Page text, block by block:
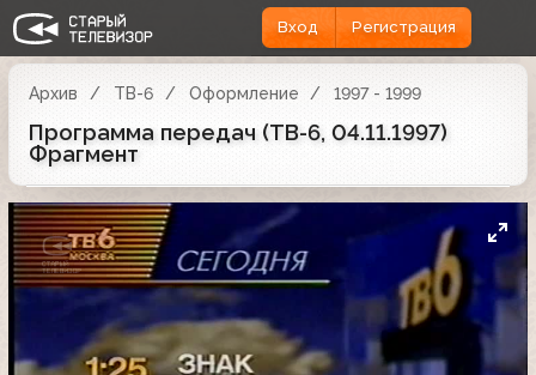
Вход Регистрация
Архив ТВ-6 Оформление 1997 - 1999
Программа передач (ТВ-6, 04.11.1997)
Фрагмент